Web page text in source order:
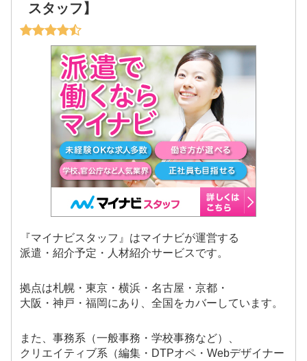
スタッフ】
『マイナビスタッフ』はマイナビが運営する
派遣・紹介予定・人材紹介サービスです。
拠点は札幌・東京・横浜・名古屋・京都・
大阪・神戸・福岡にあり、全国をカバーしています。
また、事務系（一般事務・学校事務など）、
クリエイティブ系（編集・DTPオペ・Webデザイナー